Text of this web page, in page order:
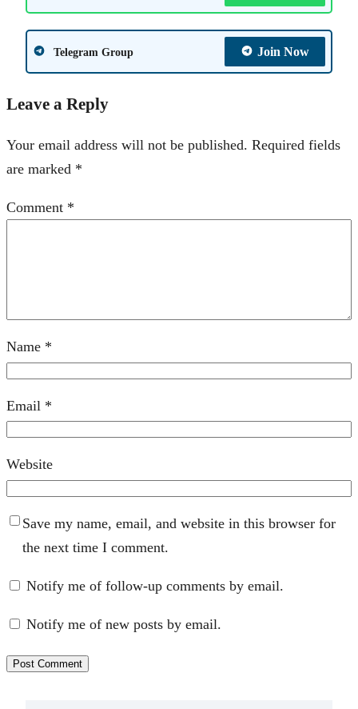
Telegram Group Join Now
Leave a Reply
Your email address will not be published. Required fields
are marked *
Comment *
Name *
Email *
Website
Save my name, email, and website in this browser for
the next time I comment.
Notify me of follow-up comments by email.
Notify me of new posts by email.